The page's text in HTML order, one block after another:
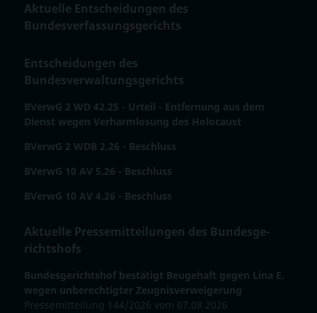
Aktuelle Entscheidungen des
Bundesverfassungsgerichts
Entscheidungen des
Bundesverwaltungsgerichts
BVerwG 2 WD 42.25 - Urteil - Entfernung aus dem
Dienst wegen Verharmlosung des Holocaust
BVerwG 2 WDB 2.26 - Beschluss
BVerwG 10 AV 5.26 - Beschluss
BVerwG 10 AV 4.26 - Beschluss
Aktuelle Pressemitteilungen des Bun­des­ge­
richts­hofs
Bundesgerichtshof bestätigt Beugehaft gegen Lina E.
wegen unberechtigter Zeugnisverweigerung
Pressemitteilung 144/2026 vom 07.08.2026